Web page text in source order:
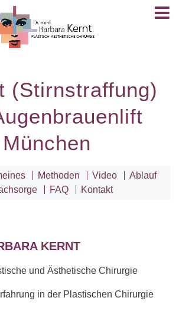
(Stirnstraffung)
München
Methoden Video
Ablauf
FAQ Kontakt
KERNT
und Ästhetische Chirurgie
in der Plastischen Chirurgie